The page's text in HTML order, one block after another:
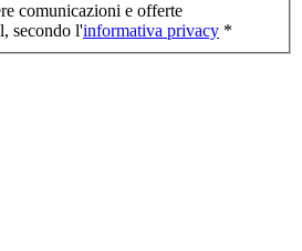
comunicazioni e offerte
secondo l'informativa privacy *